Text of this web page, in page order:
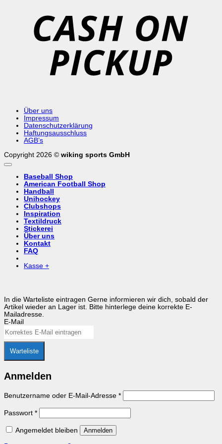
Über uns
Impressum
Datenschutzerklärung
Haftungsausschluss
AGB’s
Copyright 2026 © wiking sports GmbH
Baseball Shop
American Football Shop
Handball
Unihockey
Clubshops
Inspiration
Textildruck
Stickerei
Über uns
Kontakt
FAQ
Kasse +
In die Warteliste eintragen Gerne informieren wir dich, sobald der
Artikel wieder an Lager ist. Bitte hinterlege deine korrekte E-
Mailadresse.
E-Mail
Warteliste
Anmelden
Benutzername oder E-Mail-Adresse *Erforderlich
Passwort *Erforderlich
Angemeldet bleiben Anmelden